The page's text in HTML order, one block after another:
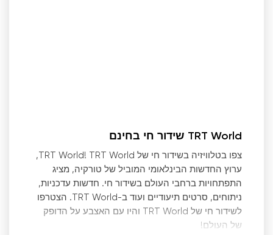
TRT World שידור חי בחינם
צפו בטלוויזיה בשידור חי של TRT World! TRT World,
ערוץ החדשות הבינלאומי המוביל של טורקיה, מציג
התפתחויות ברחבי העולם בשידור חי. חדשות עדכניות,
ניתוחים, סרטים תיעודיים ועוד ב-TRT World. הצטרפו
לשידור חי של TRT World והיו עם האצבע על הדופק
של העולם!